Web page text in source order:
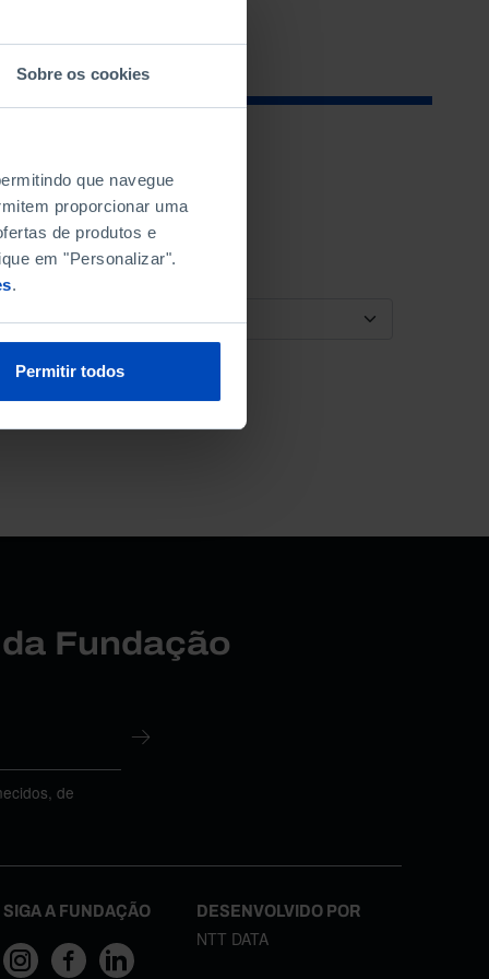
Sobre os cookies
que navegue
proporcionar uma
de produtos e
em "Personalizar".
.
Permitir todos
ORDENAR POR
Fundação
de
SIGA A FUNDAÇÃO DESENVOLVIDO POR
NTT DATA